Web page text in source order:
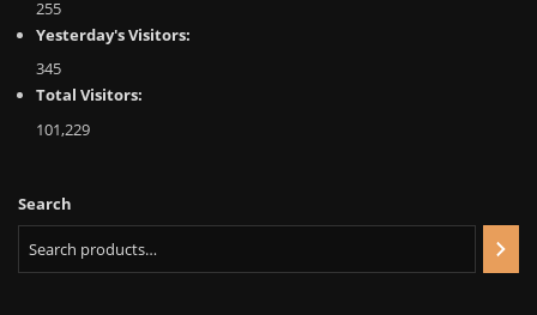
255
Yesterday's Visitors:
345
Total Visitors:
101,229
Search